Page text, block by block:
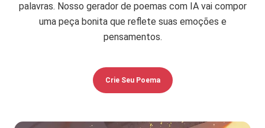
palavras. Nosso gerador de poemas com IA vai compor
uma peça bonita que reflete suas emoções e
pensamentos.
Crie Seu Poema